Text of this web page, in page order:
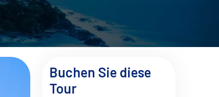
Buchen Sie diese
Tour